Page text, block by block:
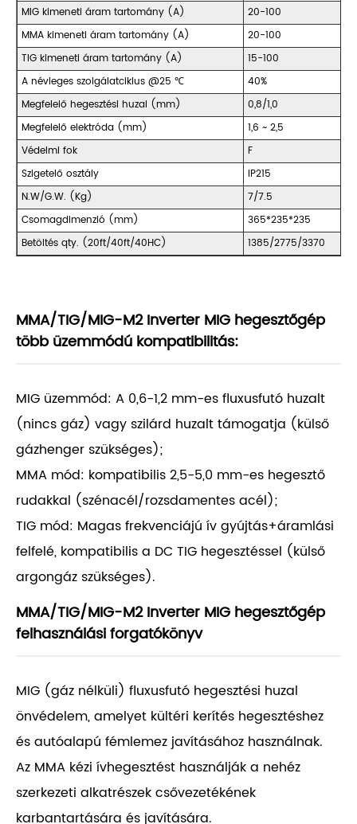
MIG kimeneti áram tartomány (A)
20-100
MMA kimeneti áram tartomány (A)
20-100
TIG kimeneti áram tartomány (A)
15-100
A névleges szolgálatciklus @25 ℃
40%
Megfelelő hegesztési huzal (mm)
0,8/1,0
Megfelelő elektróda (mm)
1,6 ~ 2,5
Védelmi fok
F
Szigetelő osztály
IP215
N.W/G.W. (Kg)
7/7.5
Csomagdimenzió (mm)
365*235*235
Betöltés qty. (20ft/40ft/40HC)
1385/2775/3370
MMA/TIG/MIG-M2 Inverter MIG hegesztőgép
több üzemmódú kompatibilitás:
MIG üzemmód: A 0,6-1,2 mm-es fluxusfutó huzalt
(nincs gáz) vagy szilárd huzalt támogatja (külső
gázhenger szükséges);
MMA mód: kompatibilis 2,5-5,0 mm-es hegesztő
rudakkal (szénacél/rozsdamentes acél);
TIG mód: Magas frekvenciájú ív gyújtás+áramlási
felfelé, kompatibilis a DC TIG hegesztéssel (külső
argongáz szükséges).
MMA/TIG/MIG-M2 Inverter MIG hegesztőgép
felhasználási forgatókönyv
MIG (gáz nélküli) fluxusfutó hegesztési huzal
önvédelem, amelyet kültéri kerítés hegesztéshez
és autóalapú fémlemez javításához használnak.
Az MMA kézi ívhegesztést használják a nehéz
szerkezeti alkatrészek csővezetékének
karbantartására és javítására.